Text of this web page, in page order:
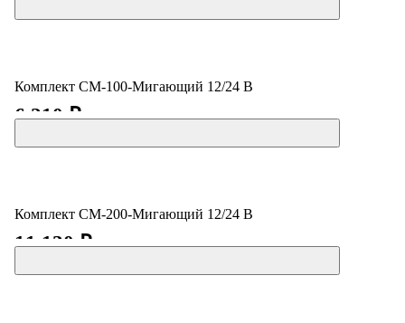
Комплект СМ-100-Мигающий 12/24 В
6 210 ₽
Комплект СМ-200-Мигающий 12/24 В
11 130 ₽